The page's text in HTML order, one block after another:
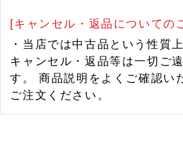
[キャンセル・返品についての
・当店では中古品という性質
キャンセル・返品等は一切ご
す。 商品説明をよくご確認い
ご注文ください。